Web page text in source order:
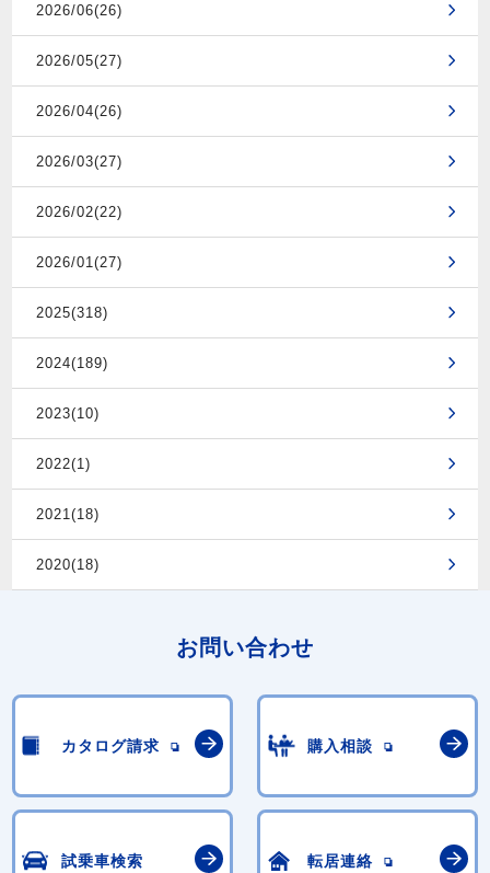
2026/06(26)
2026/05(27)
2026/04(26)
2026/03(27)
2026/02(22)
2026/01(27)
2025(318)
2024(189)
2023(10)
2022(1)
2021(18)
2020(18)
お問い合わせ
カタログ請求 購入相談
試乗車検索 転居連絡